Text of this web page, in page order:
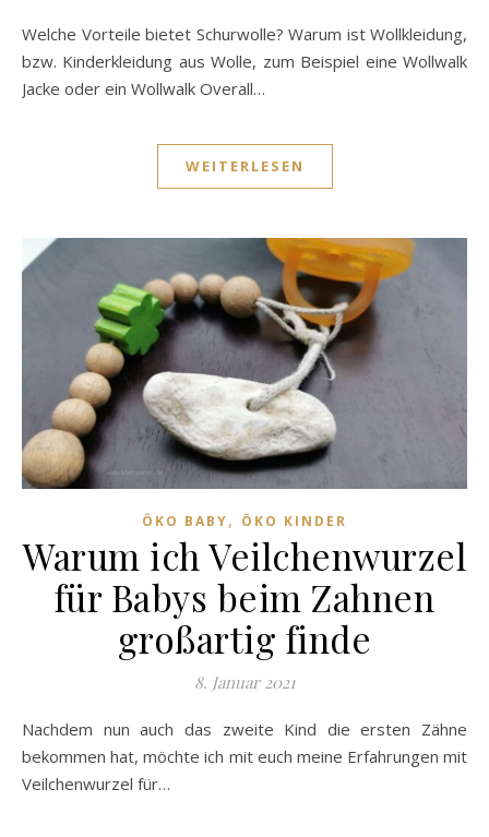
Welche Vorteile bietet Schurwolle? Warum ist Wollkleidung,
bzw. Kinderkleidung aus Wolle, zum Beispiel eine Wollwalk
Jacke oder ein Wollwalk Overall…
WEITERLESEN
ÖKO BABY, ÖKO KINDER
Warum ich Veilchenwurzel
für Babys beim Zahnen
großartig finde
8. Januar 2021
Nachdem nun auch das zweite Kind die ersten Zähne
bekommen hat, möchte ich mit euch meine Erfahrungen mit
Veilchenwurzel für…